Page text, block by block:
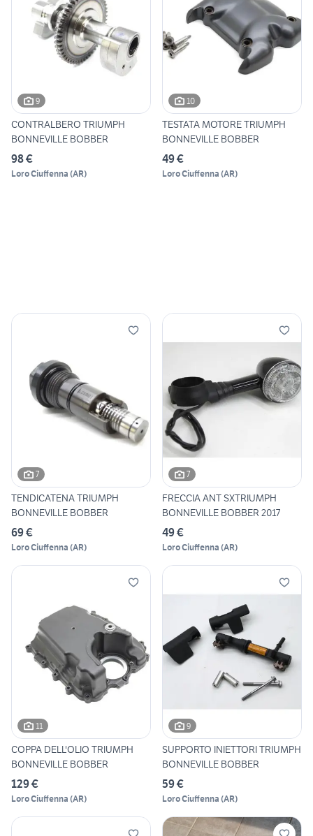
9
CONTRALBERO TRIUMPH
BONNEVILLE BOBBER
98 €
Loro Ciuffenna (AR)
10
TESTATA MOTORE TRIUMPH
BONNEVILLE BOBBER
49 €
Loro Ciuffenna (AR)
7
TENDICATENA TRIUMPH
BONNEVILLE BOBBER
69 €
Loro Ciuffenna (AR)
7
FRECCIA ANT SXTRIUMPH
BONNEVILLE BOBBER 2017
49 €
Loro Ciuffenna (AR)
11
COPPA DELL'OLIO TRIUMPH
BONNEVILLE BOBBER
129 €
Loro Ciuffenna (AR)
9
SUPPORTO INIETTORI TRIUMPH
BONNEVILLE BOBBER
59 €
Loro Ciuffenna (AR)